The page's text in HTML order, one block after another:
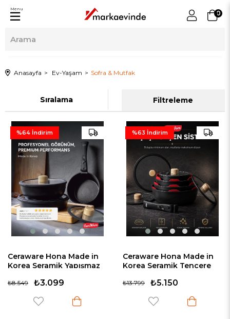
0
Menu
Anasayfa Ev-Yaşam Sofra & Mutfak
Filtreleme
Sıralama
Ceraware Hona Made in
Korea Seramik Yapışmaz
Tak Çıkar Saplı İç İçe
₺3.099
₺8.549
%64 İndirim
Ceraware Hona Made in
Korea Seramik Tencere
Çıkabilen İç İçe Geçen
₺5.150
₺13.799
%63 İndirim